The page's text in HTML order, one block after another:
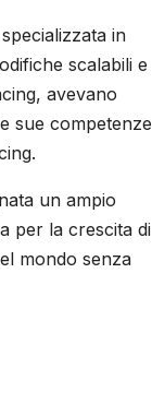
in
scalabili e
avevano
sue competenze
un ampio
per la crescita di
mondo senza